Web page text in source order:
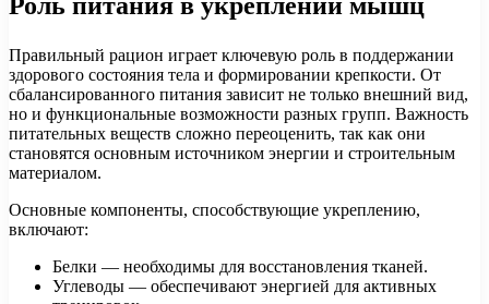
Правильный рацион играет ключевую роль в поддержании
здорового состояния тела и формировании крепкости. От
сбалансированного питания зависит не только внешний вид,
но и функциональные возможности разных групп. Важность
питательных веществ сложно переоценить, так как они
становятся основным источником энергии и строительным
материалом.
Основные компоненты, способствующие укреплению,
включают:
Белки — необходимы для восстановления тканей.
Углеводы — обеспечивают энергией для активных